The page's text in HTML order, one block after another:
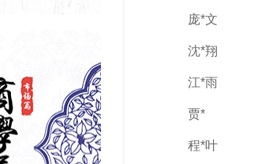
庞*文
沈*翔
江*雨
贾*
程*叶